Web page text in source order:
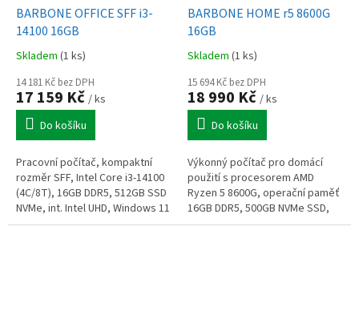
BARBONE OFFICE SFF i3-
14100 16GB
Skladem (1 ks)
14 181 Kč bez DPH
17 159 Kč / ks
Do košíku
Pracovní počítač, kompaktní
rozměr SFF, Intel Core i3-14100
(4C/8T), 16GB DDR5, 512GB SSD
NVMe, int. Intel UHD, Windows 11
Pro
BARBONE HOME r5 8600G
16GB
Skladem (1 ks)
15 694 Kč bez DPH
18 990 Kč / ks
Do košíku
Výkonný počítač pro domácí
použití s procesorem AMD
Ryzen 5 8600G, operační paměť
16GB DDR5, 500GB NVMe SSD,
Radeon 760M, WiFi+BT, výstupy